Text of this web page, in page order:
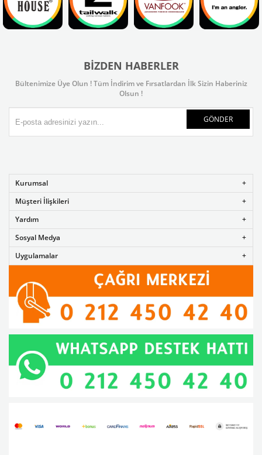
BIZDEN HABERLER
Bültenimize Üye Olun ! Tüm İndirim ve Fırsatlardan İlk Sizin Haberiniz
Olsun !
GÖNDER
Kurumsal
Müşteri İlişkileri
Yardım
Sosyal Medya
Uygulamalar